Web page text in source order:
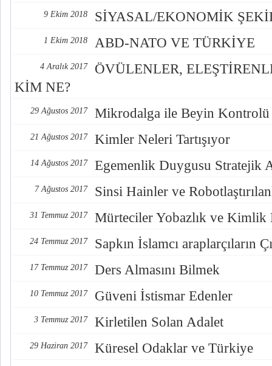
9 Ekim 2018 SİYASAL/EKONOMİK
1 Ekim 2018 ABD-NATO VE TÜRKİYE
4 Aralık 2017
ÖVÜLENLER,
KİM NE?
29 Ağustos 2017 Mikrodalga ile Beyin Kontrolü
21 Ağustos 2017 Kimler Neleri Tartışıyor
14 Ağustos 2017 Egemenlik Duygusu Stratejik
7 Ağustos 2017 Sinsi Hainler ve
31 Temmuz 2017 Mürteciler Yobazlık ve Kimlik
24 Temmuz 2017 Sapkın İslamcı araplarçıların
17 Temmuz 2017 Ders Almasını Bilmek
10 Temmuz 2017 Güveni İstismar Edenler
3 Temmuz 2017 Kirletilen Solan Adalet
29 Haziran 2017 Küresel Odaklar ve Türkiye